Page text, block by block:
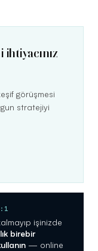
ihtiyacınız
görüşmesi
stratejiyi
işinizde
birebir
— online